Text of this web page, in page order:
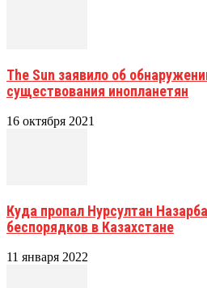
The Sun заявило об
существования инопланетян
16 октября 2021
Куда пропал Нурсултан
беспорядков в Казахстане
11 января 2022